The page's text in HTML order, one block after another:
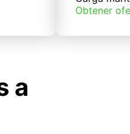
Obtener
a